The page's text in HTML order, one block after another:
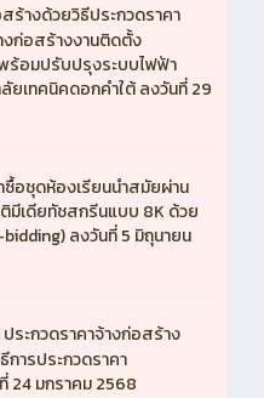
ร้างด้วยวิธีประกวดราคา
งก่อสร้างงานติดตั้ง
ร้อมปรับปรุงระบบไฟฟ้า
ยเทคนิคดอกคำใต้ ลงวันที่ 29
ซื้อชุดห้องเรียนนำสมัยผ่าน
มีเดียทัชสกรีนแบบ 8K ด้วย
ลงวันที่ 5 มิถุนายน
ระกวดราคาจ้างก่อสร้าง
ารประกวดราคา
24 มกราคม 2568